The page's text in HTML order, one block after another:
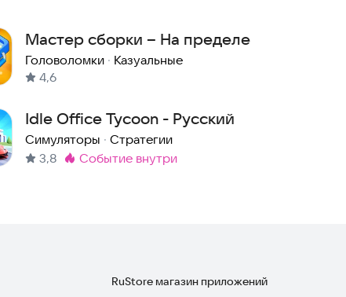
Мастер сборки – На пределе
Головоломки · Казуальные
4,6
Idle Office Tycoon - Русский
Симуляторы · Стратегии
3,8
Метка:
событие внутри
RuStore магазин приложений